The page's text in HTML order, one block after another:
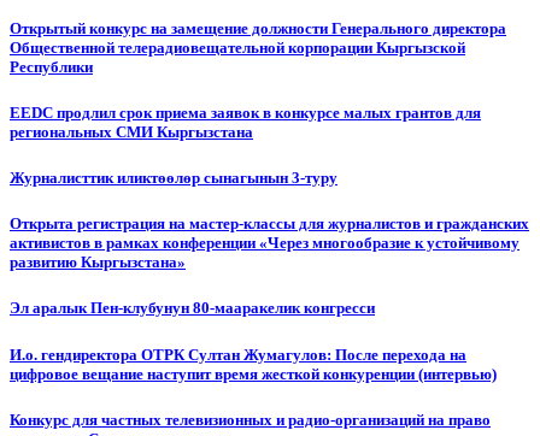
Открытый конкурс на замещение должности Генерального директора
Общественной телерадиовещательной корпорации Кыргызской
Республики
EEDC продлил срок приема заявок в конкурсе малых грантов для
региональных СМИ Кыргызстана
Журналисттик иликтөөлөр сынагынын 3-туру
Открыта регистрация на мастер-классы для журналистов и гражданских
активистов в рамках конференции «Через многообразие к устойчивому
развитию Кыргызстана»
Эл аралык Пен-клубунун 80-мааракелик конгресси
И.о. гендиректора ОТРК Султан Жумагулов: После перехода на
цифровое вещание наступит время жесткой конкуренции (интервью)
Конкурс для частных телевизионных и радио-организаций на право